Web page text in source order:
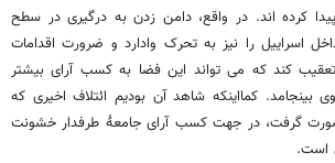
کرده اند. در واقع، دامن زدن به درگیری در سطح
اسراییل را نیز به تحرک وادارد و ضرورت اقدامات
کند که می تواند این فضا به کسب آرای بیشتر
بینجامد. کمااینکه شاهد آن بودیم ائتلاف اخیری که
صورت گرفت، در جهت کسب آرای جامعۀ طرفدار خشونت
است.